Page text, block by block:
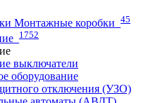
Монтажные коробки 45
1752
выключатели
оборудование
отключения (УЗО)